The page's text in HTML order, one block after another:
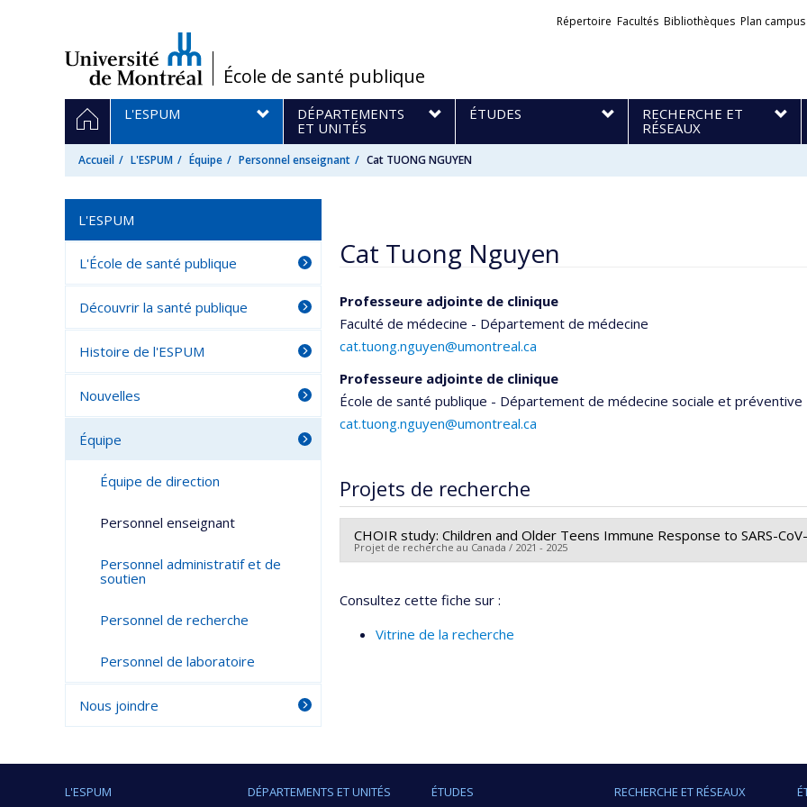
/École de santé publique
Liens
Répertoire Facultés Bibliothèques Plan campus
Navigation
principale
ACCUEIL
L'ESPUM
DÉPARTEMENTS
ET UNITÉS
ÉTUDES
RECHERCHE ET
RÉSEAUX
Accueil L'ESPUM Équipe Personnel enseignant Cat TUONG NGUYEN
Cat Tuong Nguyen
Professeure adjointe de clinique
Faculté de médecine - Département de médecine
cat.tuong.nguyen@umontreal.ca
Professeure adjointe de clinique
École de santé publique - Département de médecine sociale et préventive
cat.tuong.nguyen@umontreal.ca
Projets de recherche
CHOIR study: Children and Older Teens Immune Response to SARS-
Projet de recherche au Canada / 2021 - 2025
Co-chercheurs : Hélène Decaluwe
Sources de financement :IRSC/Instituts de recherche en santé du Canada
Consultez cette fiche sur :
Vitrine de la recherche
L'ESPUM
L'École de santé publique
Découvrir la santé publique
Histoire de l'ESPUM
Nouvelles
Équipe
Équipe de direction
Personnel enseignant
Personnel administratif et de
soutien
Personnel de recherche
Personnel de laboratoire
Nous joindre
L'ESPUM DÉPARTEMENTS ET UNITÉS ÉTUDES RECHERCHE ET RÉSEAUX